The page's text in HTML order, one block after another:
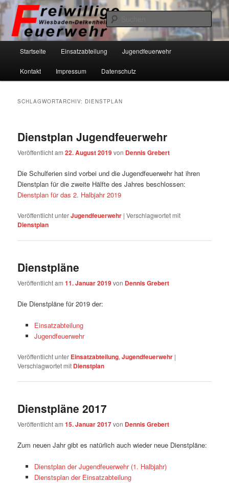
Zum
primären
Inhalt
springen
Zum
sekundären
Inhalt
springenFreiwillige Feuerwehr Wiesbaden-
Startseite Einsatzabteilung Jugendfeuerwehr
Kontakt Impressum Datenschutz
SCHLAGWORTARCHIV: DIENSTPLAN
Dienstplan Jugendfeuerwehr
Veröffentlicht am22. August 2019von Dennis Grebert
Die Schulferien sind vorbei und die Jugendfeuerwehr hat ihren
Dienstplan für die zweite Hälfte des Jahres beschlossen:
Dienstplan für das 2. Halbjahr 2019
Veröffentlicht unterJugendfeuerwehr |Verschlagwortet mit
Dienstplan
Dienstpläne
Veröffentlicht am11. Januar 2019von Dennis Grebert
Die Dienstpläne für 2019 der:
Einsatzabteilung
Jugendfeuerwehr
Veröffentlicht unter Einsatzabteilung,Jugendfeuerwehr |
Verschlagwortet mit Dienstplan
Dienstpläne 2017
Veröffentlicht am15. Januar 2017von Dennis Grebert
Zum neuen Jahr gibt es natürlich auch wieder neue Dienstpläne:
Dienstplan der Jugendfeuerwehr (1. Halbjahr)
Dienstsplan der Einsatzabteilung